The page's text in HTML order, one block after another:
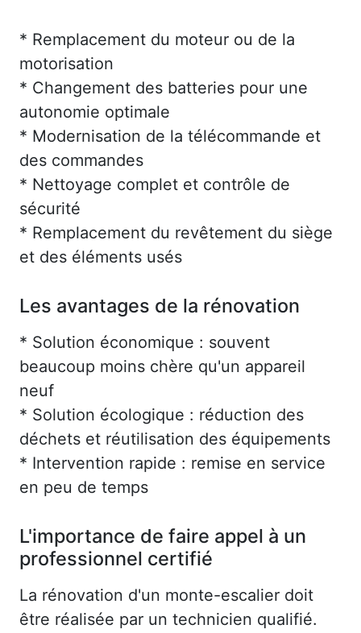
* Remplacement du moteur ou de la
motorisation
* Changement des batteries pour une
autonomie optimale
* Modernisation de la télécommande et
des commandes
* Nettoyage complet et contrôle de
sécurité
* Remplacement du revêtement du siège
et des éléments usés
Les avantages de la rénovation
* Solution économique : souvent
beaucoup moins chère qu'un appareil
neuf
* Solution écologique : réduction des
déchets et réutilisation des équipements
* Intervention rapide : remise en service
en peu de temps
L'importance de faire appel à un
professionnel certifié
La rénovation d'un monte-escalier doit
être réalisée par un technicien qualifié.